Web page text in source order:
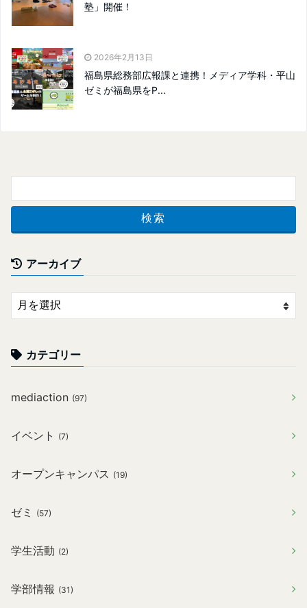
塾」開催！
2026年2月13日
福島県総務部広報課と連携！メディア学科・平山
ゼミが福島県をP...
アーカイブ
カテゴリー
mediaction (97)
イベント (7)
オープンキャンパス (19)
ゼミ (57)
学生活動 (2)
学部情報 (31)